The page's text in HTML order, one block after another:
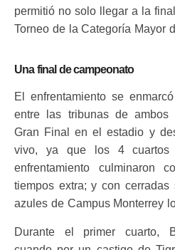
permitió no solo llegar a la
Torneo de la Categoría Mayor
Una final de campeonato
El enfrentamiento se
entre las tribunas de
Gran Final en el estadio y
vivo, ya que los 4 cuartos
enfrentamiento culminaron
tiempos extra; y con
azules de Campus Monterrey
Durante el primer cuarto,